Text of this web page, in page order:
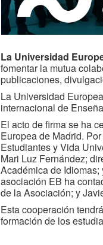
La Universidad
fomentar la mutua
publicaciones,
La Universidad
internacional de
El acto de firma se ha
Europea de Madrid.
Estudiantes y Vida
Mari Luz Fernández;
Académica de
asociación EB ha
de la Asociación; y
Esta cooperación
formación de los